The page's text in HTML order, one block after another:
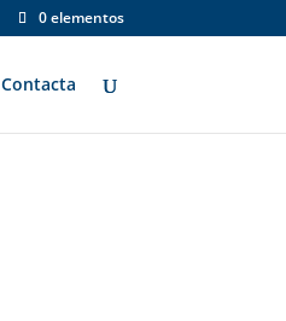
0 elementos
Contacta